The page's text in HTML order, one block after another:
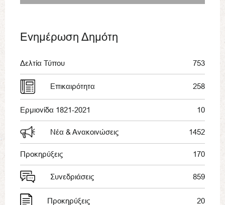
Ενημέρωση Δημότη
Δελτία Τύπου 753
Επικαιρότητα 258
Ερμιονίδα 1821-2021 10
Νέα & Ανακοινώσεις 1452
Προκηρύξεις 170
Συνεδριάσεις 859
Προκηρύξεις 20